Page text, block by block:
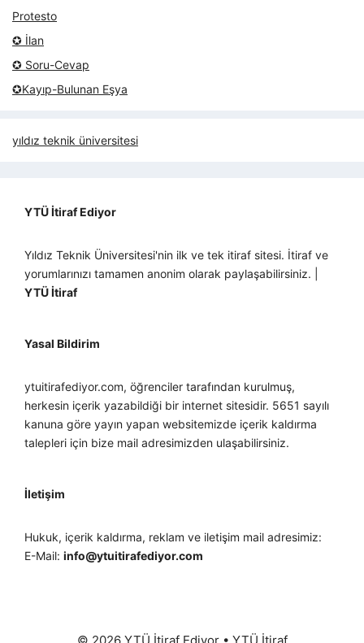
Protesto
✪ İlan
✪ Soru-Cevap
✪Kayıp-Bulunan Eşya
yıldız teknik üniversitesi
YTÜ İtiraf Ediyor
Yıldız Teknik Üniversitesi'nin ilk ve tek itiraf sitesi. İtiraf ve
yorumlarınızı tamamen anonim olarak paylaşabilirsiniz. |
YTÜ İtiraf
Yasal Bildirim
ytuitirafediyor.com, öğrenciler tarafından kurulmuş,
herkesin içerik yazabildiği bir internet sitesidir. 5651 sayılı
kanuna göre yayın yapan websitemizde içerik kaldırma
talepleri için bize mail adresimizden ulaşabilirsiniz.
İletişim
Hukuk, içerik kaldırma, reklam ve iletişim mail adresimiz:
E-Mail: info@ytuitirafediyor.com